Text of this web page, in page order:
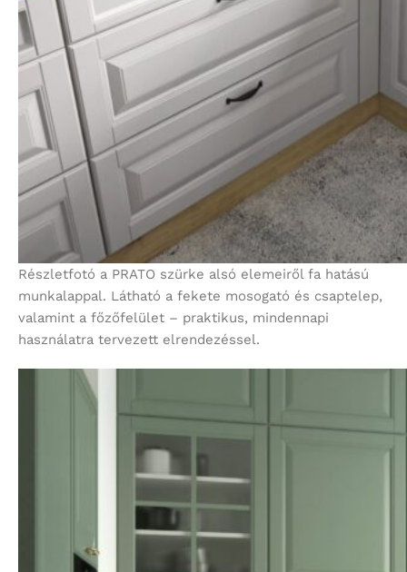
Részletfotó a PRATO szürke alsó elemeiről fa hatású
munkalappal. Látható a fekete mosogató és csaptelep,
valamint a főzőfelület – praktikus, mindennapi
használatra tervezett elrendezéssel.